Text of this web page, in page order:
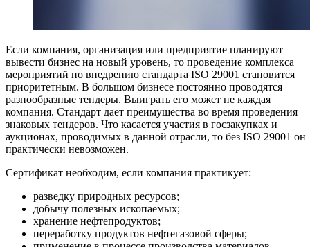
Если компания, организация или предприятие планируют
вывести бизнес на новый уровень, то проведение комплекса
мероприятий по внедрению стандарта ISO 29001 становится
приоритетным. В большом бизнесе постоянно проводятся
разнообразные тендеры. Выиграть его может не каждая
компания. Стандарт дает преимущества во время проведения
знаковых тендеров. Что касается участия в госзакупках и
аукционах, проводимых в данной отрасли, то без ISO 29001 он
практически невозможен.
Сертификат необходим, если компания практикует:
разведку природных ресурсов;
добычу полезных ископаемых;
хранение нефтепродуктов;
переработку продуктов нефтегазовой сферы;